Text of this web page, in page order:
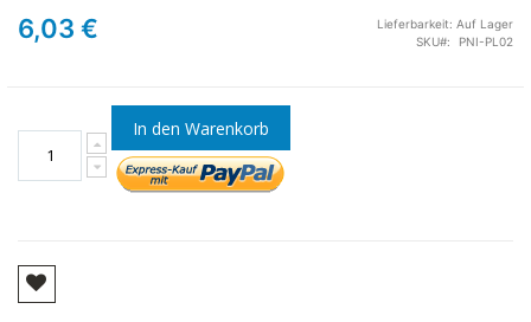
6,03 € Lieferbarkeit: Auf Lager
SKU
PNI-PL02
In den Warenkorb